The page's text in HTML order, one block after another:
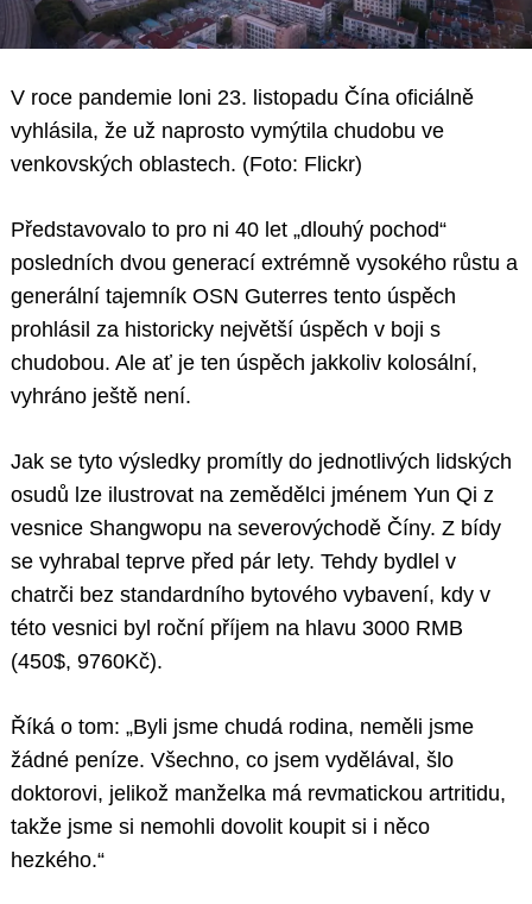
V roce pandemie loni 23. listopadu Čína oficiálně
vyhlásila, že už naprosto vymýtila chudobu ve
venkovských oblastech. (Foto: Flickr)
Představovalo to pro ni 40 let „dlouhý pochod“
posledních dvou generací extrémně vysokého růstu a
generální tajemník OSN Guterres tento úspěch
prohlásil za historicky největší úspěch v boji s
chudobou. Ale ať je ten úspěch jakkoliv kolosální,
vyhráno ještě není.
Jak se tyto výsledky promítly do jednotlivých lidských
osudů lze ilustrovat na zemědělci jménem Yun Qi z
vesnice Shangwopu na severovýchodě Číny. Z bídy
se vyhrabal teprve před pár lety. Tehdy bydlel v
chatrči bez standardního bytového vybavení, kdy v
této vesnici byl roční příjem na hlavu 3000 RMB
(450$, 9760Kč).
Říká o tom: „Byli jsme chudá rodina, neměli jsme
žádné peníze. Všechno, co jsem vydělával, šlo
doktorovi, jelikož manželka má revmatickou artritidu,
takže jsme si nemohli dovolit koupit si i něco
hezkého.“